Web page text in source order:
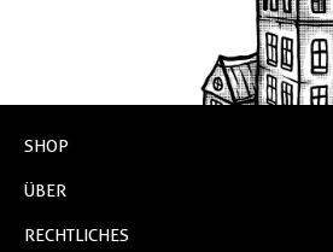
SHOP
ÜBER
RECHTLICHES